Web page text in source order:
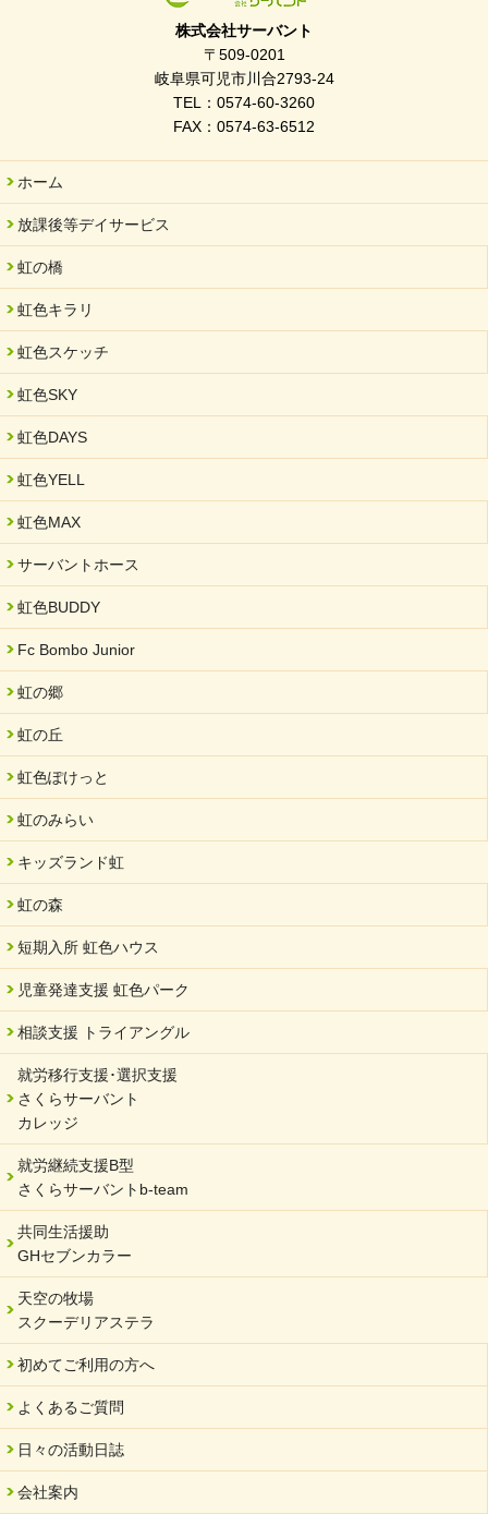
令和7年度 岐阜県スポーツ賞「FC Bombonera」
岐阜県「働いてもらい方改革」優良事例集に掲載されました
2025/06/10
未来会議 in 可児市 「斉藤まさゆき」
2025/05/07
2025年6月中旬 OPEN 放課後等デイサービス「Fc Bombo
2025/03/01
餅つき大会を開催しました
2025/01/31
「可児の企業魅力発見フェア」に出展しました
就労継続支援B型「エコボール」事業を始めました
2024/09/10
2024/08/26
2024/08/01
夏休み学習支援・可茂自悠学舎
2024/07/03
中部学院大学「現代福祉マネジメント」ゲスト講師
2024/04/17
SDGs発表会・研修会
2024/04/05
中学生向けのフリースクール「可茂自悠学舎」開設
2024/04/01
を開催しました。
2024/02/20
2024/02/02
岐阜県 ワーク・ライフ・バランス推進エクセレント企業認定
2024/01/15
令和6年能登半島地震被災者支援において
2023/12/29
年末年始のお知らせ
2023/12/18
北方支店・保護者交流会「収穫祭」
2023/11/08
オンラインショップを開設しました
2023/10/20
「可児の企業魅力発見フェア」に出展しました
2023/10/17
馬糞堆肥「馬の力」販売開始
2023/08/18
株式会社サーバント
〒509-0201
岐阜県可児市川合2793-24
TEL：0574-60-3260
FAX：0574-63-6512
ホーム
放課後等デイサービス
虹の橋
虹色キラリ
虹色スケッチ
虹色SKY
虹色DAYS
虹色YELL
虹色MAX
サーバントホース
虹色BUDDY
Fc Bombo Junior
虹の郷
虹の丘
虹色ぽけっと
虹のみらい
キッズランド虹
虹の森
短期入所 虹色ハウス
児童発達支援 虹色パーク
相談支援 トライアングル
就労移行支援･選択支援
さくらサーバント
カレッジ
就労継続支援B型
さくらサーバントb-team
共同生活援助
GHセブンカラー
天空の牧場
スクーデリアステラ
初めてご利用の方へ
よくあるご質問
日々の活動日誌
会社案内